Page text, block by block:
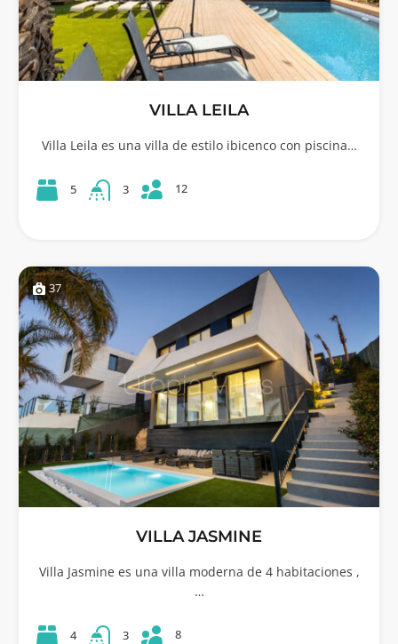
VILLA LEILA
Villa Leila es una villa de estilo ibicenco con piscina…
5 3 12
37
VILLA JASMINE
Villa Jasmine es una villa moderna de 4 habitaciones ,
…
4 3 8